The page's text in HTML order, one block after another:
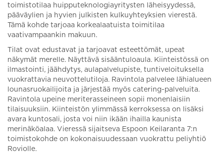
toimistotilaa huipputeknologiayritysten läheisyydessä,
pääväylien ja hyvien julkisten kulkuyhteyksien vierestä.
Tämä kohde tarjoaa korkealaatuista toimitilaa
vaativampaankin makuun.
Tilat ovat edustavat ja tarjoavat esteettömät, upeat
näkymät merelle. Näyttävä sisääntuloaula. Kiinteistössä on
ilmastointi, jäähdytys, aulapalvelupiste, tuntiveloituksella
vuokrattavia neuvottelutiloja. Ravintola palvelee lähialueen
lounasruokailijoita ja järjestää myös catering-palveluita.
Ravintola upeine meriterasseineen sopii monenlaisiin
tilaisuuksiin. Kiinteistön ylimmässä kerroksessa on lisäksi
avara kuntosali, josta voi niin ikään ihailla kaunista
merinäköalaa. Vieressä sijaitseva Espoon Keilaranta 7:n
toimistokohde on kokonaisuudessaan vuokrattu peliyhtiö
Roviolle.